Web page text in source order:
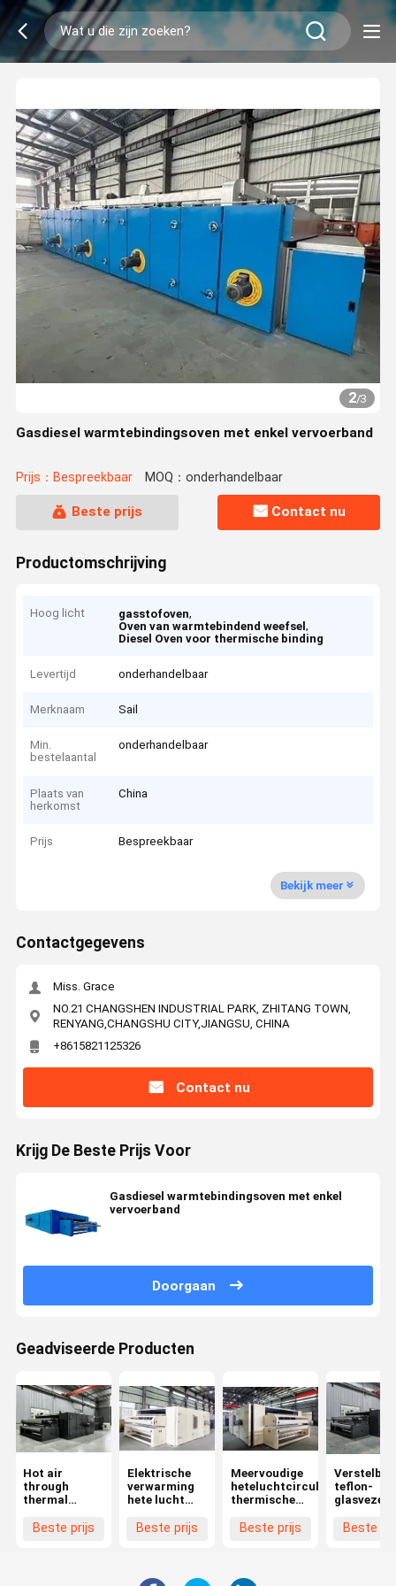
2/3
Gasdiesel warmtebindingsoven met enkel vervoerband
Prijs：Bespreekbaar MOQ：onderhandelbaar
Beste prijs Contact nu
Productomschrijving
Hoog licht gasstofoven,
Oven van warmtebindend weefsel,
Diesel Oven voor thermische binding
Levertijd onderhandelbaar
Merknaam Sail
Min.
bestelaantal
onderhandelbaar
Plaats van
herkomst
China
Prijs Bespreekbaar
Bekijk meer
Contactgegevens
Miss. Grace
NO.21 CHANGSHEN INDUSTRIAL PARK, ZHITANG TOWN,
RENYANG,CHANGSHU CITY,JIANGSU, CHINA
+8615821125326
Contact nu
Krijg De Beste Prijs Voor
Gasdiesel warmtebindingsoven met enkel
vervoerband
Doorgaan
Geadviseerde Producten
Hot air
through
thermal
for nonwoven
Beste prijs
Elektrische
verwarming
hete lucht
oven voor
Beste prijs
Meervoudige
heteluchtcirculatie
thermische
laag
Beste prijs
teflon-
Beste